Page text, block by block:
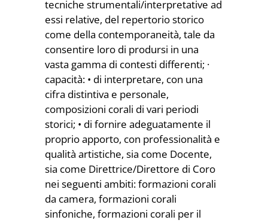
tecniche strumentali/interpretative ad
essi relative, del repertorio storico
come della contemporaneità, tale da
consentire loro di prodursi in una
vasta gamma di contesti differenti; ·
capacità: • di interpretare, con una
cifra distintiva e personale,
composizioni corali di vari periodi
storici; • di fornire adeguatamente il
proprio apporto, con professionalità e
qualità artistiche, sia come Docente,
sia come Direttrice/Direttore di Coro
nei seguenti ambiti: formazioni corali
da camera, formazioni corali
sinfoniche, formazioni corali per il